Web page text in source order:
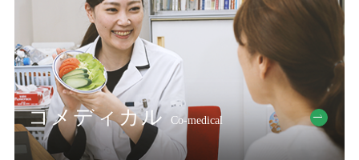
コメディカル Co-medical